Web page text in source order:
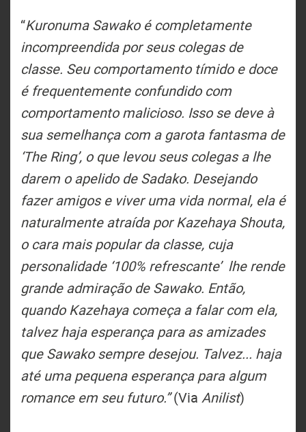
“Kuronuma Sawako é completamente
incompreendida por seus colegas de
classe. Seu comportamento tímido e doce
é frequentemente confundido com
comportamento malicioso. Isso se deve à
sua semelhança com a garota fantasma de
‘The Ring’, o que levou seus colegas a lhe
darem o apelido de Sadako. Desejando
fazer amigos e viver uma vida normal, ela é
naturalmente atraída por Kazehaya Shouta,
o cara mais popular da classe, cuja
personalidade ‘100% refrescante’ lhe rende
grande admiração de Sawako. Então,
quando Kazehaya começa a falar com ela,
talvez haja esperança para as amizades
que Sawako sempre desejou. Talvez... haja
até uma pequena esperança para algum
romance em seu futuro.”(Via Anilist)